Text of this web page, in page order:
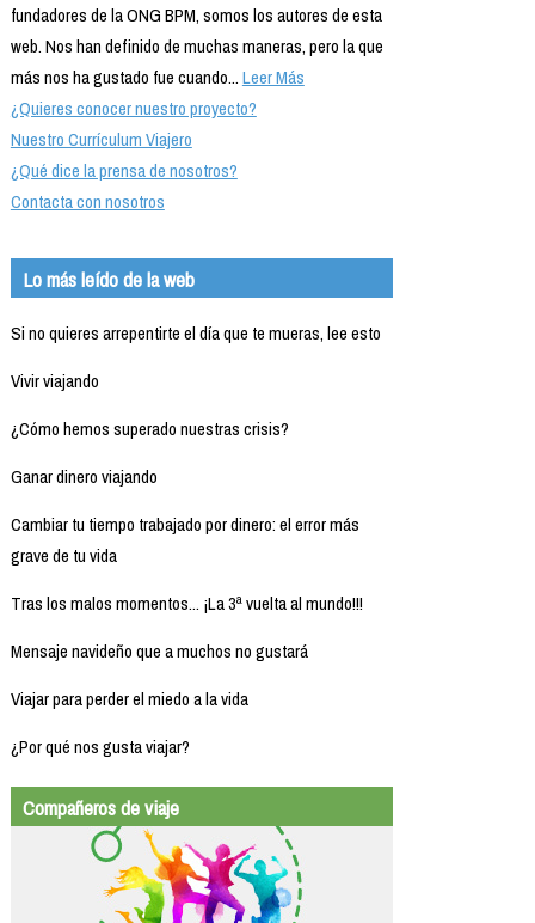
fundadores de la ONG BPM, somos los autores de esta
web. Nos han definido de muchas maneras, pero la que
más nos ha gustado fue cuando...Leer Más
¿Quieres conocer nuestro proyecto?
Nuestro Currículum Viajero
¿Qué dice la prensa de nosotros?
Contacta con nosotros
Lo más leído de la web
Si no quieres arrepentirte el día que te mueras, lee esto
Vivir viajando
¿Cómo hemos superado nuestras crisis?
Ganar dinero viajando
Cambiar tu tiempo trabajado por dinero: el error más
grave de tu vida
Tras los malos momentos... ¡La 3ª vuelta al mundo!!!
Mensaje navideño que a muchos no gustará
Viajar para perder el miedo a la vida
¿Por qué nos gusta viajar?
Compañeros de viaje